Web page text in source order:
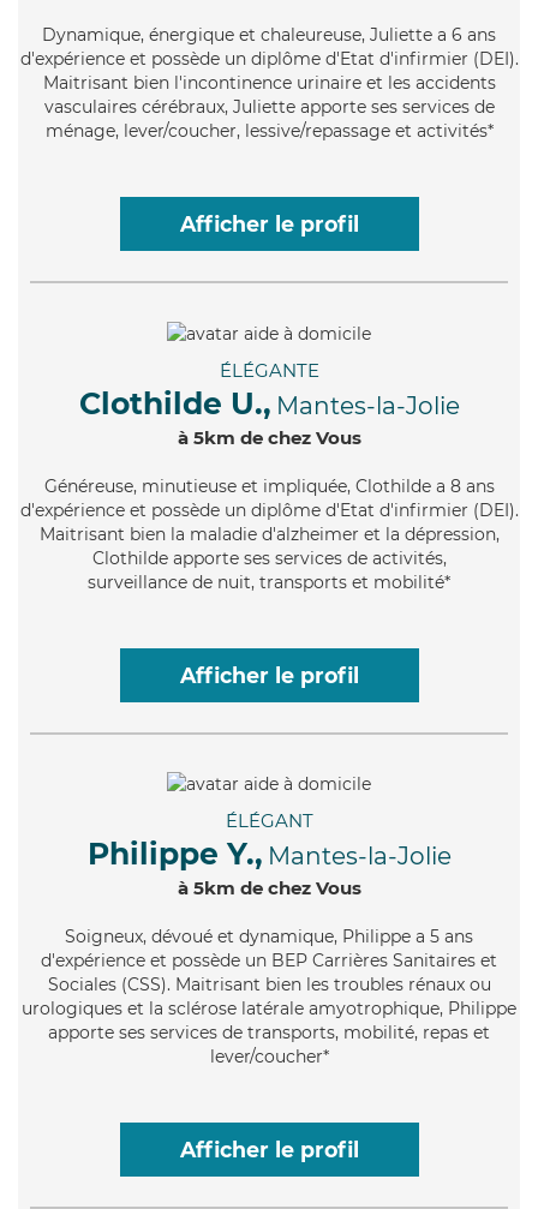
Dynamique, énergique et chaleureuse, Juliette a 6 ans
d'expérience et possède un diplôme d'Etat d'infirmier (DEI).
Maitrisant bien l'incontinence urinaire et les accidents
vasculaires cérébraux, Juliette apporte ses services de
ménage, lever/coucher, lessive/repassage et activités*
Afficher le profil
ÉLÉGANTE
Clothilde U., Mantes-la-Jolie
à 5km de chez Vous
Généreuse, minutieuse et impliquée, Clothilde a 8 ans
d'expérience et possède un diplôme d'Etat d'infirmier (DEI).
Maitrisant bien la maladie d'alzheimer et la dépression,
Clothilde apporte ses services de activités,
surveillance de nuit, transports et mobilité*
Afficher le profil
ÉLÉGANT
Philippe Y., Mantes-la-Jolie
à 5km de chez Vous
Soigneux, dévoué et dynamique, Philippe a 5 ans
d'expérience et possède un BEP Carrières Sanitaires et
Sociales (CSS). Maitrisant bien les troubles rénaux ou
urologiques et la sclérose latérale amyotrophique, Philippe
apporte ses services de transports, mobilité, repas et
lever/coucher*
Afficher le profil